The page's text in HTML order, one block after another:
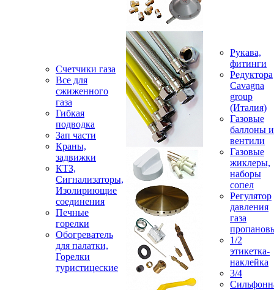
Счетчики газа
Все для
сжиженного
газа
Гибкая
подводка
Зап части
Краны,
задвижки
КТЗ,
Сигнализаторы,
Изолириющие
соединения
Печные
горелки
Обогреватель
для палатки,
Горелки
туристицеские
Рукава,
фитинги
Редуктора
Cavagna
group
(Италия)
Газовые
баллоны и
вентили
Газовые
жиклеры,
наборы
сопел
Регулятор
давления
газа
1/2
этикетка-
наклейка
3/4